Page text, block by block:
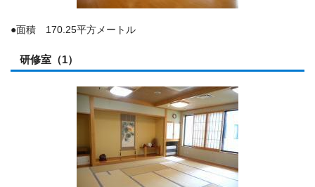
●面積 170.25平方メートル
研修室（1）